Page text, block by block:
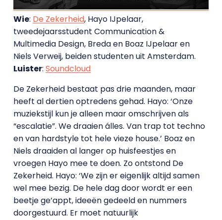
Wie: De Zekerheid, Hayo IJpelaar,
tweedejaarsstudent Communication &
Multimedia Design, Breda en Boaz IJpelaar en
Niels Verweij, beiden studenten uit Amsterdam.
Luister: Soundcloud
De Zekerheid bestaat pas drie maanden, maar
heeft al dertien optredens gehad. Hayo: ‘Onze
muziekstijl kun je alleen maar omschrijven als
“escalatie”. We draaien álles. Van trap tot techno
en van hardstyle tot hele vieze house.’ Boaz en
Niels draaiden al langer op huisfeestjes en
vroegen Hayo mee te doen. Zo ontstond De
Zekerheid. Hayo: ‘We zijn er eigenlijk altijd samen
wel mee bezig. De hele dag door wordt er een
beetje ge’appt, ideeën gedeeld en nummers
doorgestuurd. Er moet natuurlijk